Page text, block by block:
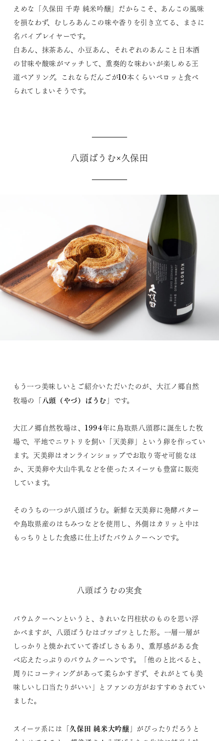
えめな「久保田 千寿 純米吟醸」だからこそ、あんこの風味
を損なわず、むしろあんこの味や香りを引き立てる、まさに
名バイプレイヤーです。
白あん、抹茶あん、小豆あん、それぞれのあんこと日本酒
の甘味や酸味がマッチして、重奏的な味わいが楽しめる王
道ペアリング。これならだんごが10本くらいペロッと食べ
られてしまいそうです。
八頭ばうむ×久保田
もう一つ美味しいとご紹介いただいたのが、大江ノ郷自然
牧場の「八頭（やづ）ばうむ 」です。
大江ノ郷自然牧場は、1994年に鳥取県八頭郡に誕生した牧
場で、平地でニワトリを飼い「天美卵」という卵を作ってい
ます。天美卵はオンラインショップでお取り寄せ可能なほ
か、天美卵や大山牛乳などを使ったスイーツも豊富に販売
しています。
そのうちの一つが八頭ばうむ。新鮮な天美卵に発酵バター
や鳥取県産のはちみつなどを使用し、外側はカリッと中は
もっちりとした食感に仕上げたバウムクーヘンです。
八頭ばうむの実食
バウムクーヘンというと、きれいな円柱状のものを思い浮
かべますが、八頭ばうむはゴツゴツとした形。一層一層が
しっかりと焼かれていて香ばしさもあり、重厚感がある食
べ応えたっぷりのバウムクーヘンです。「他のと比べると、
周りにコーティングがあって柔らかすぎず、それがとても美
味しいし口当たりがいい」とファンの方がおすすめされてい
ました。
スイーツ系には「久保田 純米大吟醸 」がぴったりだろうと